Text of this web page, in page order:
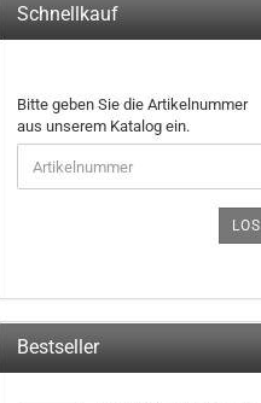
Schnellkauf
BITTE
GEBEN
SIE
DIE
ARTIKELNUMMER
Bitte geben Sie die Artikelnummer
aus unserem Katalog ein.
LOS
Bestseller